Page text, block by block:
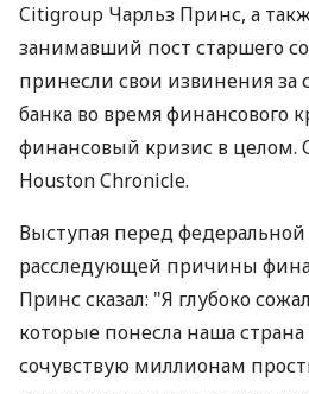
Citigroup Чарльз Принс, а
занимавший пост старшего
принесли свои извинения за
банка во время финансового
финансовый кризис в целом.
Houston Chronicle.
Выступая перед
расследующей причины
Принс сказал: "Я глубоко
которые понесла наша страна
сочувствую миллионам